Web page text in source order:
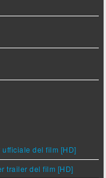
del film [HD]
trailer del film [HD]